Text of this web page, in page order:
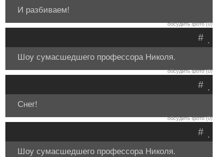
И разбиваем!
обсудить фото (0)
.
#
Шоу сумасшедшего профессора Николя.
обсудить фото (0)
.
#
Снег!
обсудить фото (0)
.
#
Шоу сумасшедшего профессора Николя.